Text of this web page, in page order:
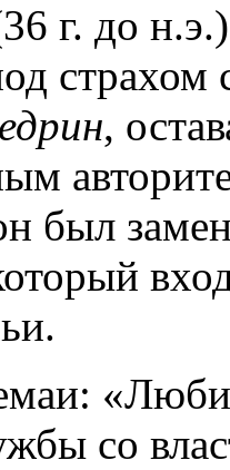
г. до
страхом
,
был
«Люби
со